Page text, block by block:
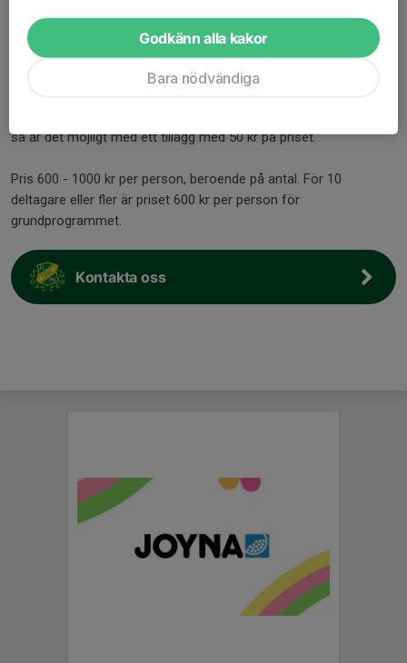
Förtäring i form av 2 grillade korvar med tillbehör,
läsk/mineralvatten samt kaffe/te ingår i priset.
så är det möjligt med ett tillägg med 50 kr på priset.
Pris 600 - 1000 kr per person, beroende på antal. För 10
deltagare eller fler är priset 600 kr per person för
grundprogrammet.
Kontakta oss
Godkänn alla kakor
Bara nödvändiga